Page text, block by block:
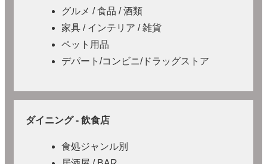
グルメ / 食品 / 酒類
家具 / インテリア / 雑貨
ペット用品
デパート/コンビニ/ドラッグストア
ダイニング - 飲食店
食処ジャンル別